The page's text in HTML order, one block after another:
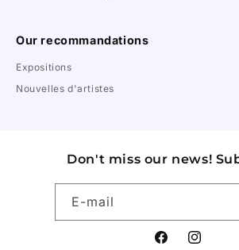
Our recommandations
Expositions
Nouvelles d'artistes
Don't miss our news!
E-mail
FacebookInstagram